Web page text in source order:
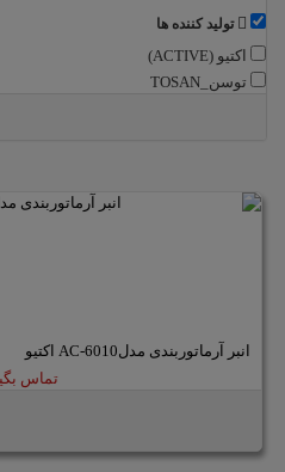
تولید کننده ها
اکتیو (ACTIVE)
توسن_TOSAN
انبر آرماتوربندی مدلAC-6010 اکتیو
تماس